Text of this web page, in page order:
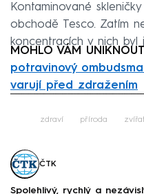
Kontaminované
obchodě Tesco. Zatím
koncentracích v nich byl
MOHLO VÁM UNIKNOUT
potravinový
varují před zdražením
zdraví příroda
ČTK
Spolehlivý, rychlý a